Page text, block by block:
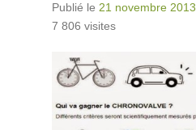
Publié le 21 novembre 2013
7 806 visites